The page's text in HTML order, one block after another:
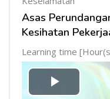
Asas
Kesihatan
Learning time